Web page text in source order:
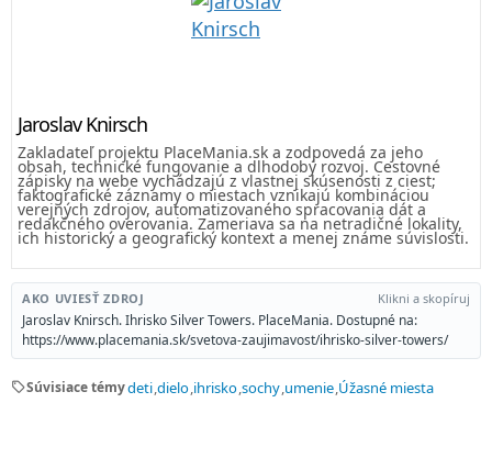
Jaroslav Knirsch
Zakladateľ projektu PlaceMania.sk a zodpovedá za jeho
obsah, technické fungovanie a dlhodobý rozvoj. Cestovné
zápisky na webe vychádzajú z vlastnej skúsenosti z ciest;
faktografické záznamy o miestach vznikajú kombináciou
verejných zdrojov, automatizovaného spracovania dát a
redakčného overovania. Zameriava sa na netradičné lokality,
ich historický a geografický kontext a menej známe súvislosti.
AKO UVIESŤ ZDROJ Klikni a skopíruj
Jaroslav Knirsch. Ihrisko Silver Towers. PlaceMania. Dostupné na:
https://www.placemania.sk/svetova-zaujimavost/ihrisko-silver-towers/
sellSúvisiace témydeti dielo ihrisko sochy umenie Úžasné miesta